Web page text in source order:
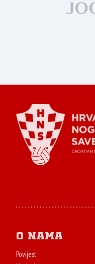
O nama
Povijest